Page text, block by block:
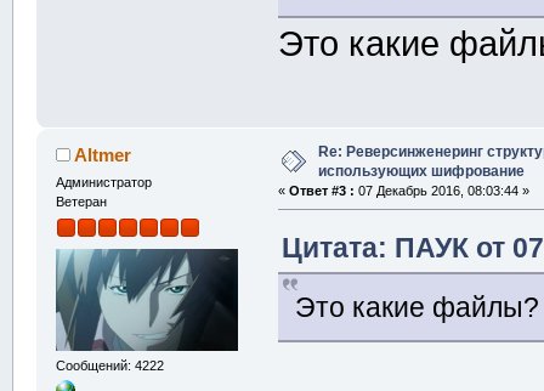
{
u32b uniq
равен avatar,
u32b prev;
u32b size;
u32b
структуру
размером 64
Это какие
Altmer
Администратор
Ветеран
Сообщений: 4222
Re: Реверсинженеринг
использующих шифрование
«Ответ #3 : 07 Декабрь 2016, 08:03:44 »
Цитата: ПАУК от
Это какие